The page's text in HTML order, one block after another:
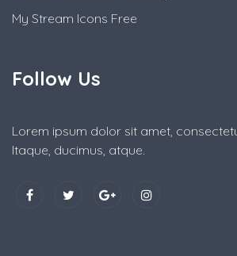
My Stream Icons Free
Follow Us
Lorem ipsum dolor sit amet,
Itaque, ducimus, atque.